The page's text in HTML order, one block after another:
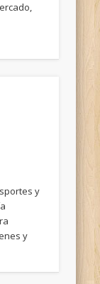
y
y